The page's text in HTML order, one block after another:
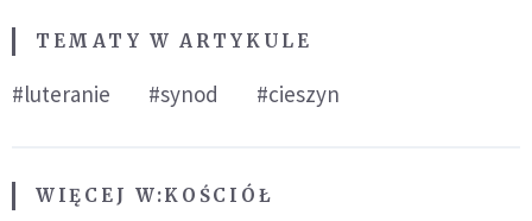
TEMATY W ARTYKULE
#luteranie #synod #cieszyn
WIĘCEJ W:KOŚCIÓŁ